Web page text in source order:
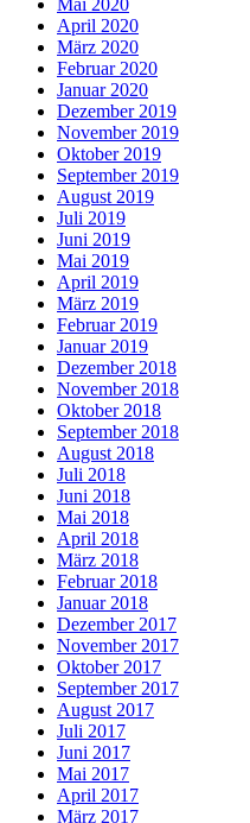
Mai 2020
April 2020
März 2020
Februar 2020
Januar 2020
Dezember 2019
November 2019
Oktober 2019
September 2019
August 2019
Juli 2019
Juni 2019
Mai 2019
April 2019
März 2019
Februar 2019
Januar 2019
Dezember 2018
November 2018
Oktober 2018
September 2018
August 2018
Juli 2018
Juni 2018
Mai 2018
April 2018
März 2018
Februar 2018
Januar 2018
Dezember 2017
November 2017
Oktober 2017
September 2017
August 2017
Juli 2017
Juni 2017
Mai 2017
April 2017
März 2017